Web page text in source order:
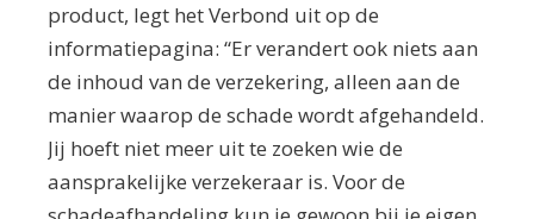
product, legt het Verbond uit op de
informatiepagina: “Er verandert ook niets aan
de inhoud van de verzekering, alleen aan de
manier waarop de schade wordt afgehandeld.
Jij hoeft niet meer uit te zoeken wie de
aansprakelijke verzekeraar is. Voor de